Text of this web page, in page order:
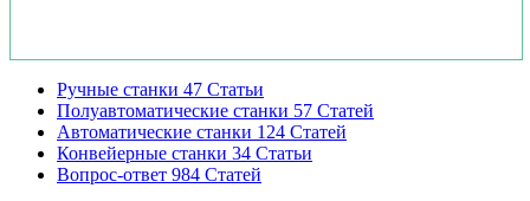
Ручные станки 47 Статьи
Полуавтоматические станки 57 Статей
Автоматические станки 124 Статей
Конвейерные станки 34 Статьи
Вопрос-ответ 984 Статей